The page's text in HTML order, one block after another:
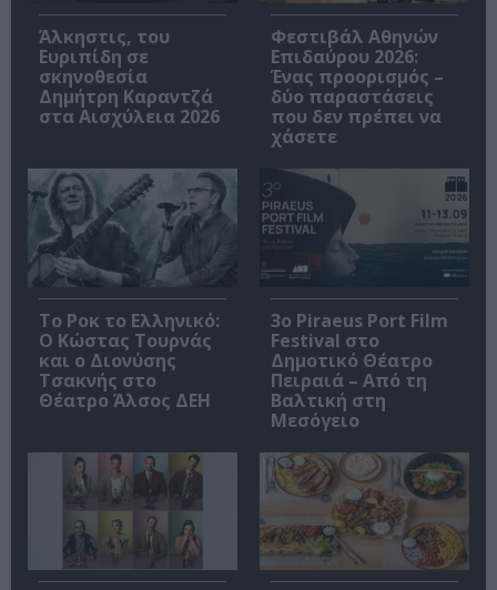
Άλκηστις, του
Ευριπίδη σε
σκηνοθεσία
Δημήτρη Καραντζά
στα Αισχύλεια 2026
Φεστιβάλ Αθηνών
Επιδαύρου 2026:
Ένας προορισμός –
δύο παραστάσεις
που δεν πρέπει να
χάσετε
Το Ροκ το Ελληνικό:
Ο Κώστας Τουρνάς
και ο Διονύσης
Τσακνής στο
Θέατρο Άλσος ΔΕΗ
3o Piraeus Port Film
Festival στο
Δημοτικό Θέατρο
Πειραιά – Από τη
Βαλτική στη
Μεσόγειο